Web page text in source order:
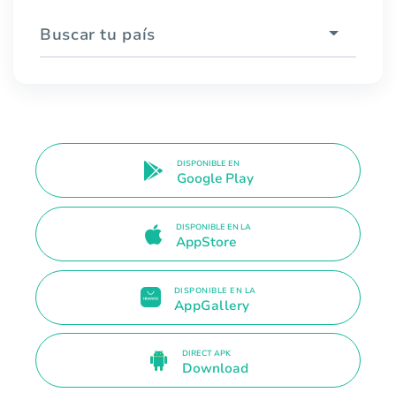
Buscar tu país
DISPONIBLE EN
Google Play
DISPONIBLE EN LA
AppStore
DISPONIBLE EN LA
AppGallery
DIRECT APK
Download